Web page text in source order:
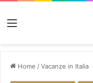
Menu
Home /Vacanze in Italia